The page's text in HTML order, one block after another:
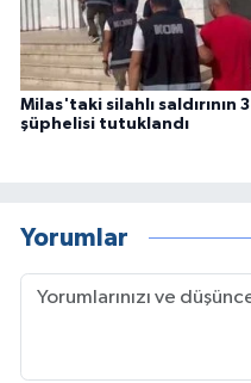
Milas'taki silahlı saldırının 3
şüphelisi tutuklandı
Yorumlar